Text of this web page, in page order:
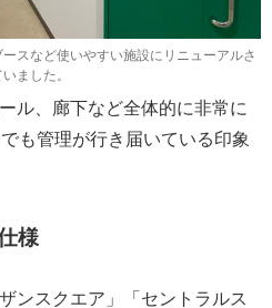
スなど使いやすい施設にリニューアルさ
ました。
ル、廊下など全体的に非常に
も管理が行き届いている印象
様
ンスクエア」「セントラルス